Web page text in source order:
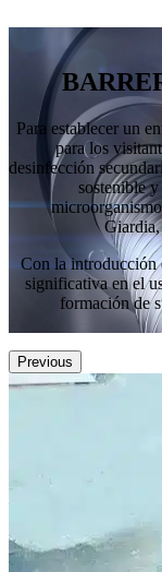
Para establecer un
para los
desinfección
sostenible
Giardia,
Con la introducción
significativa en el
formación de
Previous